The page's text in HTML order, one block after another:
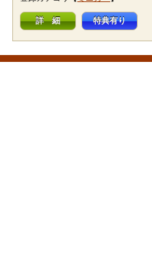
詳 細 特典有り